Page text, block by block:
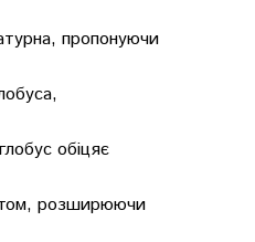
пропонуючи
обіцяє
розширюючи